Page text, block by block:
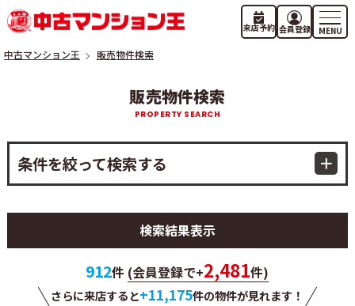
来店予約 会員登録
中古マンション王 販売物件検索
販売物件検索
条件を絞って検索する
検索結果表示
912件 (会員登録で+2,481件)
さらに来店すると+11,175件の物件が見れます！